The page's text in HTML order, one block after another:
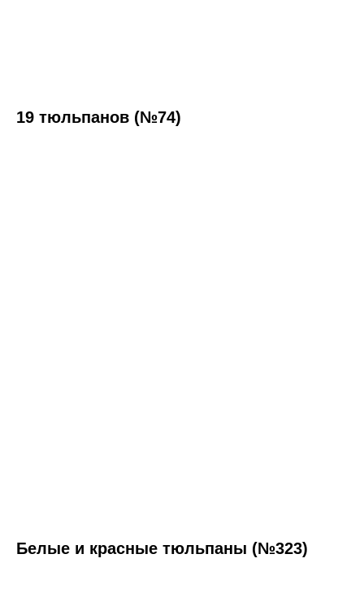
19 тюльпанов (№74)
Белые и красные тюльпаны (№323)